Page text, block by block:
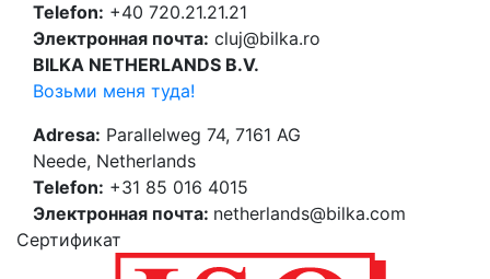
Telefon: +40 720.21.21.21
Электронная почта: cluj@bilka.ro
BILKA NETHERLANDS B.V.
Возьми меня туда!
Adresa: Parallelweg 74, 7161 AG
Neede, Netherlands
Telefon: +31 85 016 4015
Электронная почта: netherlands@bilka.com
Cертификат